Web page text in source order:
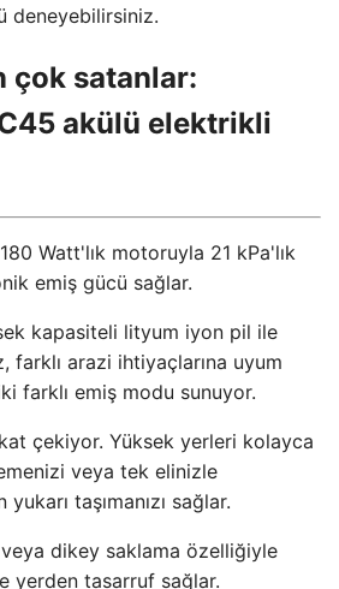
deneyebilirsiniz.
çok satanlar:
akülü elektrikli
Watt'lık motoruyla 21 kPa'lık
emiş gücü sağlar.
kapasiteli lityum iyon pil ile
farklı arazi ihtiyaçlarına uyum
farklı emiş modu sunuyor.
çekiyor. Yüksek yerleri kolayca
veya tek elinizle
taşımanızı sağlar.
dikey saklama özelliğiyle
yerden tasarruf sağlar.